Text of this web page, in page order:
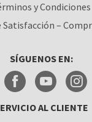
y Condiciones
Satisfacción –
SÍGUENOS EN:
AL CLIENTE